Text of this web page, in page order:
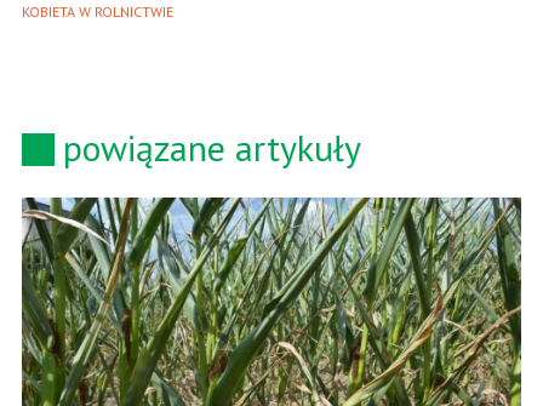
KOBIETA W ROLNICTWIE
powiązane artykuły